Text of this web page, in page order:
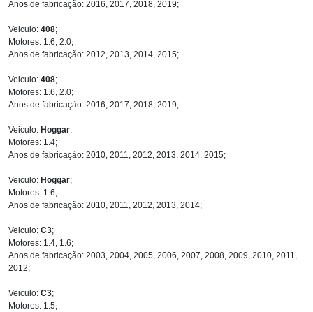
Anos de fabricação: 2016, 2017, 2018, 2019;
Veiculo: 408;
Motores: 1.6, 2.0;
Anos de fabricação: 2012, 2013, 2014, 2015;
Veiculo: 408;
Motores: 1.6, 2.0;
Anos de fabricação: 2016, 2017, 2018, 2019;
Veiculo: Hoggar;
Motores: 1.4;
Anos de fabricação: 2010, 2011, 2012, 2013, 2014, 2015;
Veiculo: Hoggar;
Motores: 1.6;
Anos de fabricação: 2010, 2011, 2012, 2013, 2014;
Veiculo: C3;
Motores: 1.4, 1.6;
Anos de fabricação: 2003, 2004, 2005, 2006, 2007, 2008, 2009, 2010, 2011,
2012;
Veiculo: C3;
Motores: 1.5;